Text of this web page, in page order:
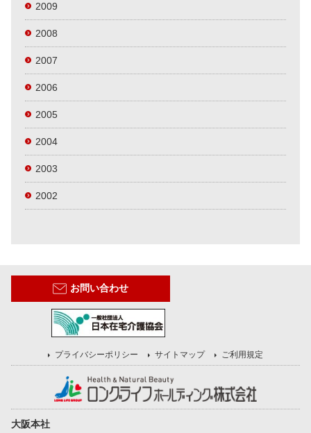
2009
2008
2007
2006
2005
2004
2003
2002
お問い合わせ
プライバシーポリシー サイトマップ ご利用規定
大阪本社